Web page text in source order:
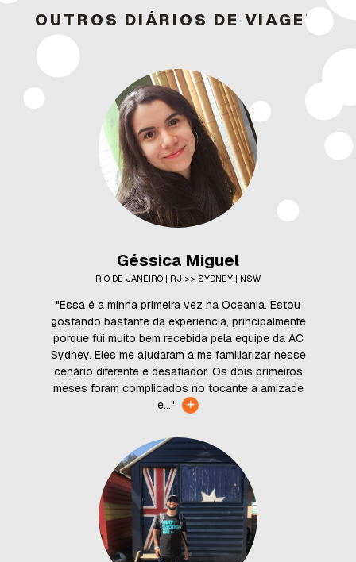
OUTROS DIÁRIOS DE VIAGEM
Géssica Miguel
RIO DE JANEIRO | RJ >> SYDNEY | NSW
"Essa é a minha primeira vez na Oceania. Estou
gostando bastante da experiência, principalmente
porque fui muito bem recebida pela equipe da AC
Sydney. Eles me ajudaram a me familiarizar nesse
cenário diferente e desafiador. Os dois primeiros
meses foram complicados no tocante a amizade
e..."
+